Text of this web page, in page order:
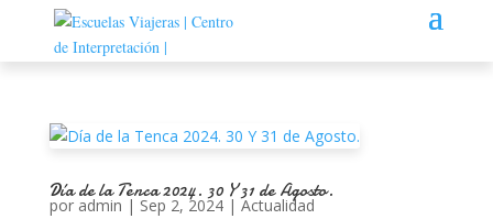
Día de la Tenca 2024. 30 Y 31 de Agosto.
por admin | Sep 2, 2024|Actualidad